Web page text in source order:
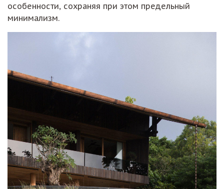
особенности, сохраняя при этом предельный
минимализм.